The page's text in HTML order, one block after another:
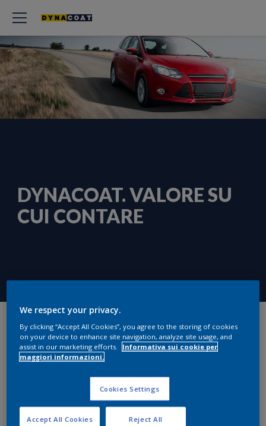
DYNACOAT. VALORE SU
CUI CONTARE
Guarda il nostro
nuovo approccio
MSDS – ricerca
schede di sicurezza
We respect your privacy.
By clicking “Accept All Cookies”, you agree to the storing of cookies
on your device to enhance site navigation, analyze site usage, and
assist in our marketing efforts.
Informativa sui cookie per
maggiori informazioni.
Cookies Settings
Reject All
Accept All Cookies